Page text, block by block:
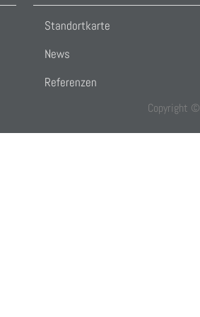
Standortkarte
News
Referenzen
Copyright ©